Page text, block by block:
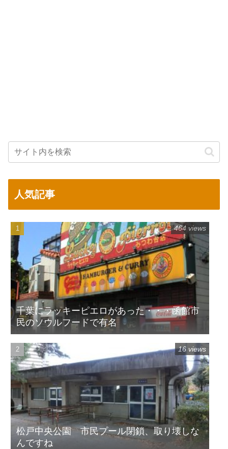
人気記事
千葉にラッキーピエロがあった・・・函館市
民のソウルフードで有名
464 views
松戸中央公園 市民プール閉鎖、取り壊しな
んですね
16 views